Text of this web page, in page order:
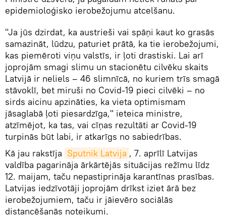
epidemioloģisko ierobežojumu atcelšanu.
"Ja jūs dzirdat, ka austrieši vai spāņi kaut ko grasās
samazināt, lūdzu, paturiet prātā, ka tie ierobežojumi,
kas piemēroti viņu valstīs, ir ļoti drastiski. Lai arī
joprojām smagi slimu un stacionētu cilvēku skaits
Latvijā ir neliels – 46 slimnīcā, no kuriem trīs smagā
stāvoklī, bet miruši no Covid-19 pieci cilvēki – no
sirds aicinu apzināties, ka vieta optimismam
jāsaglabā ļoti piesardzīga," ieteica ministre,
atzīmējot, ka tas, vai cīņas rezultāti ar Covid-19
turpinās būt labi, ir atkarīgs no sabiedrības.
Kā jau rakstīja Sputnik Latvija , 7. aprīlī Latvijas
valdība pagarināja ārkārtējās situācijas režīmu līdz
12. maijam, taču nepastiprināja karantīnas prasības.
Latvijas iedzīvotāji joprojām drīkst iziet ārā bez
ierobežojumiem, taču ir jāievēro sociālās
distancēšanās noteikumi.